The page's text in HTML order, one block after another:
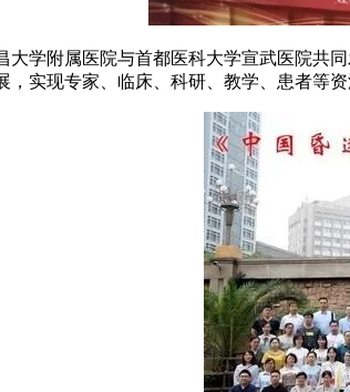
附属医院与首都医科大学宣武医院共同
实现专家、临床、科研、教学、患者等